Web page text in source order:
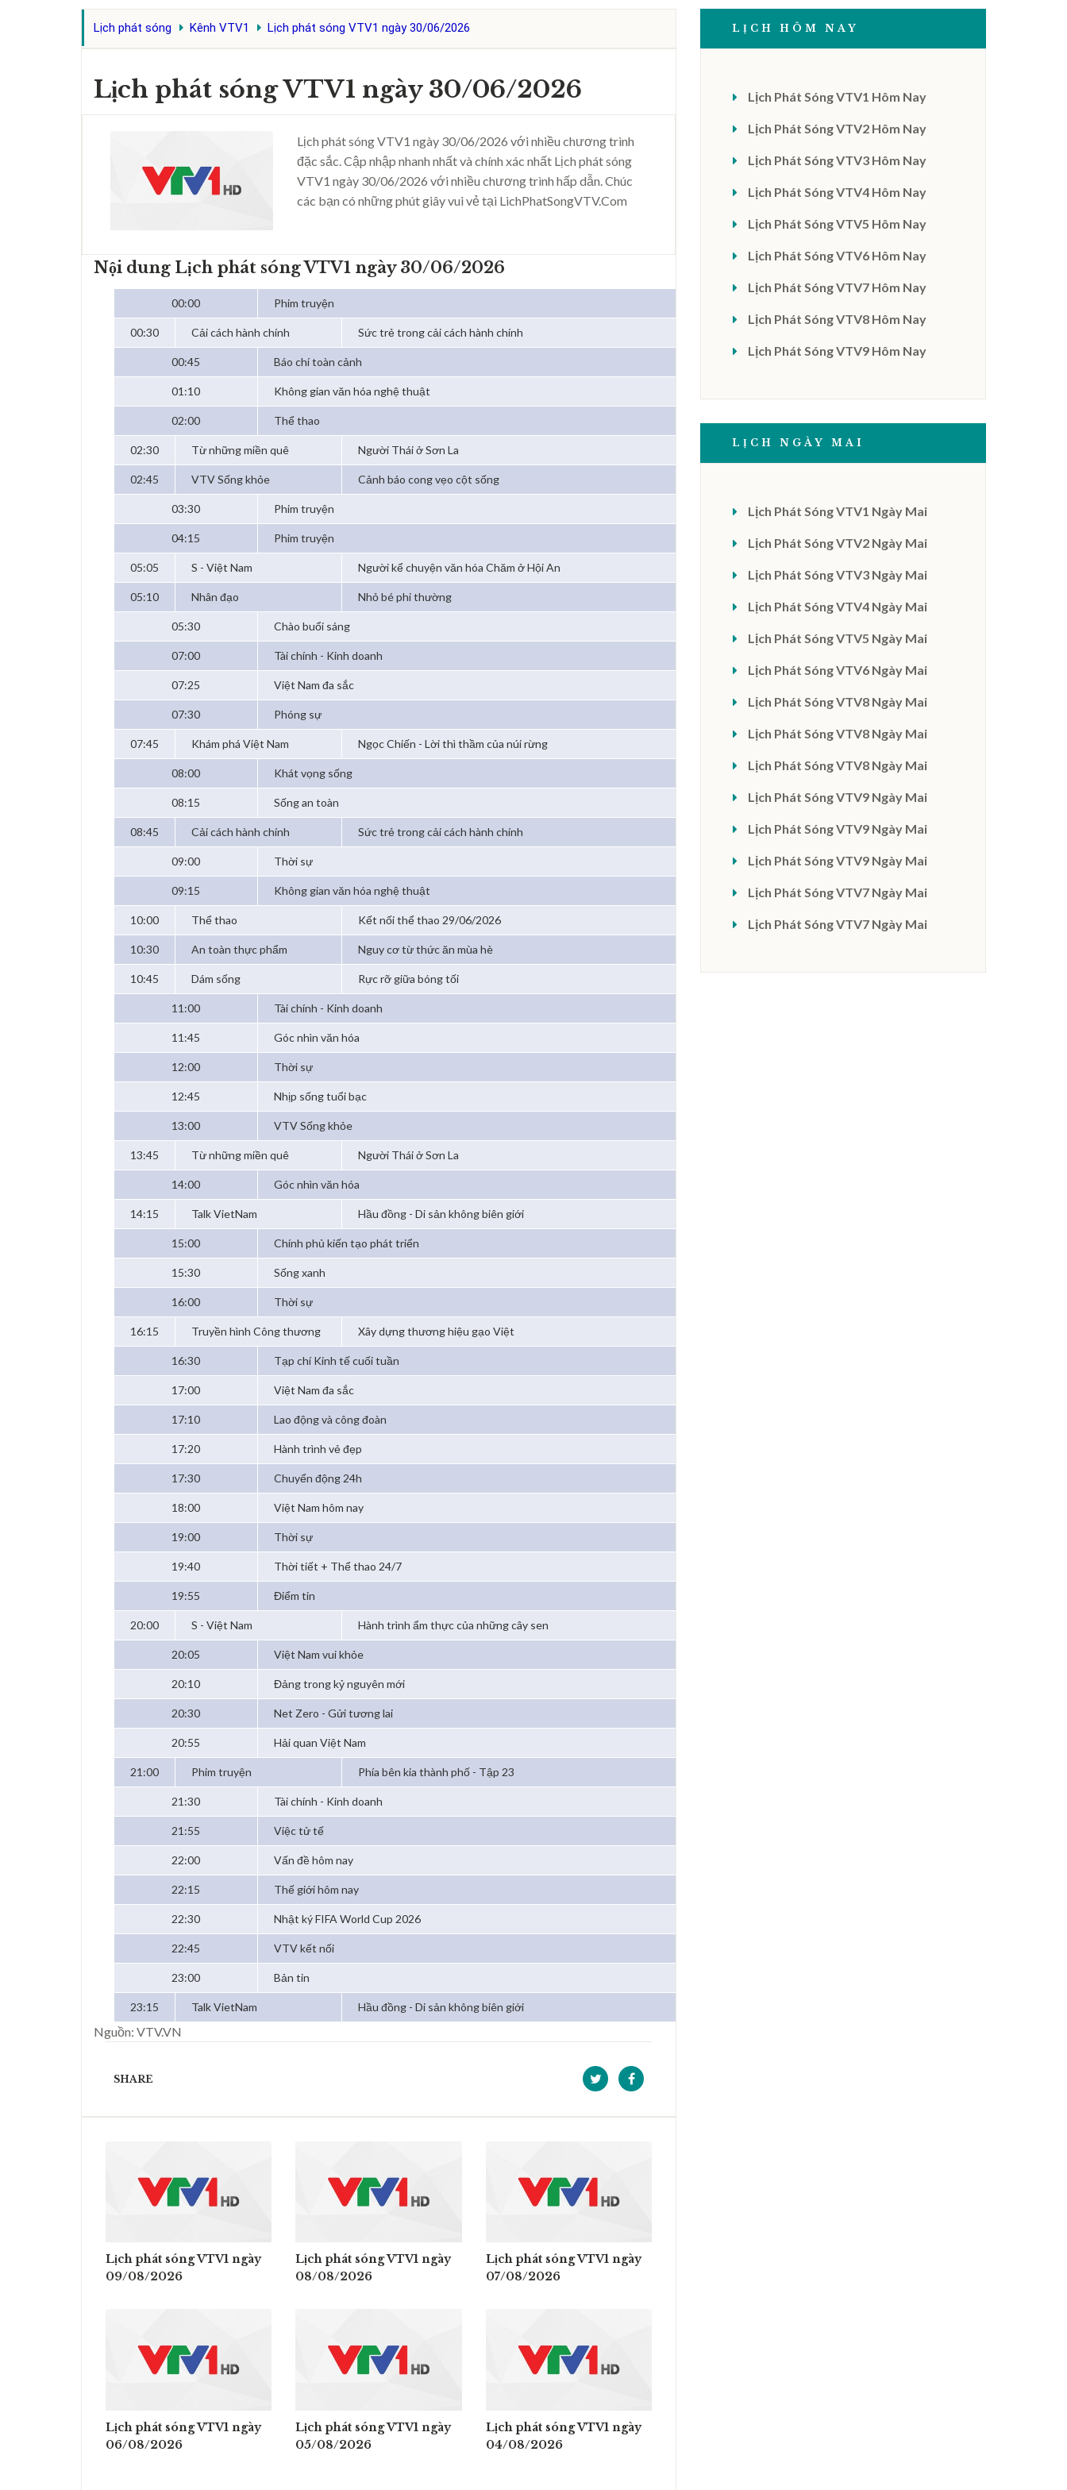
Lịch phát sóng Kênh VTV1 Lịch phát sóng VTV1 ngày 30/06/2026
Lịch phát sóng VTV1 ngày 30/06/2026
Lịch phát sóng VTV1 ngày 30/06/2026 với nhiều chương trình
đặc sắc. Cập nhập nhanh nhất và chính xác nhất Lịch phát sóng
VTV1 ngày 30/06/2026 với nhiều chương trình hấp dẫn. Chúc
các bạn có những phút giây vui vẻ tại LichPhatSongVTV.Com
Nội dung Lịch phát sóng VTV1 ngày 30/06/2026
00:00 Phim truyện
00:30 Cải cách hành chính Sức trẻ trong cải cách hành chính
00:45 Báo chí toàn cảnh
01:10 Không gian văn hóa nghệ thuật
02:00 Thể thao
02:30 Từ những miền quê Người Thái ở Sơn La
02:45 VTV Sống khỏe Cảnh báo cong vẹo cột sống
03:30 Phim truyện
04:15 Phim truyện
05:05 S - Việt Nam Người kể chuyện văn hóa Chăm ở Hội An
05:10 Nhân đạo Nhỏ bé phi thường
05:30 Chào buổi sáng
07:00 Tài chính - Kinh doanh
07:25 Việt Nam đa sắc
07:30 Phóng sự
07:45 Khám phá Việt Nam Ngọc Chiến - Lời thì thầm của núi rừng
08:00 Khát vọng sống
08:15 Sống an toàn
08:45 Cải cách hành chính Sức trẻ trong cải cách hành chính
09:00 Thời sự
09:15 Không gian văn hóa nghệ thuật
10:00 Thể thao Kết nối thể thao 29/06/2026
10:30 An toàn thực phẩm Nguy cơ từ thức ăn mùa hè
10:45 Dám sống Rực rỡ giữa bóng tối
11:00 Tài chính - Kinh doanh
11:45 Góc nhìn văn hóa
12:00 Thời sự
12:45 Nhịp sống tuổi bạc
13:00 VTV Sống khỏe
13:45 Từ những miền quê Người Thái ở Sơn La
14:00 Góc nhìn văn hóa
14:15 Talk VietNam Hầu đồng - Di sản không biên giới
15:00 Chính phủ kiến tạo phát triển
15:30 Sống xanh
16:00 Thời sự
16:15 Truyền hình Công thương Xây dựng thương hiệu gạo Việt
16:30 Tạp chí Kinh tế cuối tuần
17:00 Việt Nam đa sắc
17:10 Lao động và công đoàn
17:20 Hành trình vẻ đẹp
17:30 Chuyển động 24h
18:00 Việt Nam hôm nay
19:00 Thời sự
19:40 Thời tiết + Thể thao 24/7
19:55 Điểm tin
20:00 S - Việt Nam Hành trình ẩm thực của những cây sen
20:05 Việt Nam vui khỏe
20:10 Đảng trong kỷ nguyên mới
20:30 Net Zero - Gửi tương lai
20:55 Hải quan Việt Nam
21:00 Phim truyện Phía bên kia thành phố - Tập 23
21:30 Tài chính - Kinh doanh
21:55 Việc tử tế
22:00 Vấn đề hôm nay
22:15 Thế giới hôm nay
22:30 Nhật ký FIFA World Cup 2026
22:45 VTV kết nối
23:00 Bản tin
23:15 Talk VietNam Hầu đồng - Di sản không biên giới
Nguồn: VTV.VN
SHARE
Lịch phát sóng VTV1 ngày
09/08/2026
Lịch phát sóng VTV1 ngày
08/08/2026
Lịch phát sóng VTV1 ngày
07/08/2026
Lịch phát sóng VTV1 ngày
06/08/2026
Lịch phát sóng VTV1 ngày
05/08/2026
Lịch phát sóng VTV1 ngày
04/08/2026
LỊCH HÔM NAY
Lịch Phát Sóng VTV1 Hôm Nay
Lịch Phát Sóng VTV2 Hôm Nay
Lịch Phát Sóng VTV3 Hôm Nay
Lịch Phát Sóng VTV4 Hôm Nay
Lịch Phát Sóng VTV5 Hôm Nay
Lịch Phát Sóng VTV6 Hôm Nay
Lịch Phát Sóng VTV7 Hôm Nay
Lịch Phát Sóng VTV8 Hôm Nay
Lịch Phát Sóng VTV9 Hôm Nay
LỊCH NGÀY MAI
Lịch Phát Sóng VTV1 Ngày Mai
Lịch Phát Sóng VTV2 Ngày Mai
Lịch Phát Sóng VTV3 Ngày Mai
Lịch Phát Sóng VTV4 Ngày Mai
Lịch Phát Sóng VTV5 Ngày Mai
Lịch Phát Sóng VTV6 Ngày Mai
Lịch Phát Sóng VTV8 Ngày Mai
Lịch Phát Sóng VTV8 Ngày Mai
Lịch Phát Sóng VTV8 Ngày Mai
Lịch Phát Sóng VTV9 Ngày Mai
Lịch Phát Sóng VTV9 Ngày Mai
Lịch Phát Sóng VTV9 Ngày Mai
Lịch Phát Sóng VTV7 Ngày Mai
Lịch Phát Sóng VTV7 Ngày Mai